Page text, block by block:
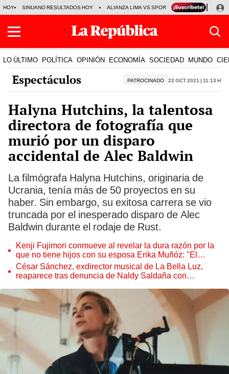
HOY SINUANO RESULTADOS HOY ALIANZA LIMA VS SPORT BOYS JORGE
LO ÚLTIMO POLÍTICA OPINIÓN ECONOMÍA SOCIEDAD MUNDO
Espectáculos PATROCINADO 22 Oct 2021 | 11:13 h
Halyna Hutchins, la talentosa
directora de fotografía que
murió por un disparo
accidental de Alec Baldwin
La filmógrafa Halyna Hutchins, originaria de
Ucrania, tenía más de 50 proyectos en su
haber. Sin embargo, su exitosa carrera se vio
truncada por el inesperado disparo de Alec
Baldwin durante el rodaje de Rust.
Kenji Fujimori conmueve al revelar la dura razón por la
que no tiene hijos con su esposa Erika Muñóz: "El
proceso judicial"
César Sánchez, exdirector musical de La Bella Luz,
reaparece tras denuncia de Naldy Saldaña con